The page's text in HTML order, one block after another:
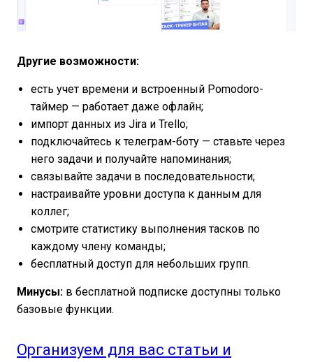
Другие возможности:
есть учет времени и встроенный Pomodoro-
таймер — работает даже офлайн;
импорт данных из Jira и Trello;
подключайтесь к телеграм-боту — ставьте через
него задачи и получайте напоминания;
связывайте задачи в последовательности;
настраивайте уровни доступа к данным для
коллег;
смотрите статистику выполнения тасков по
каждому члену команды;
бесплатный доступ для небольших групп.
Минусы: в бесплатной подписке доступны только
базовые функции.
Организуем для вас статьи и